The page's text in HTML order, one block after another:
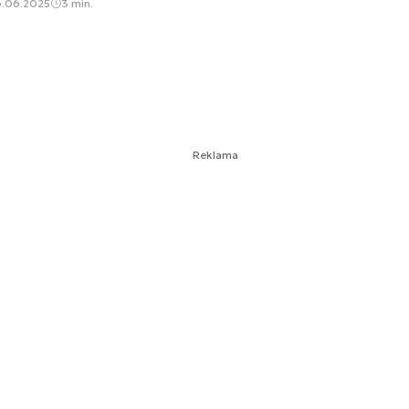
3 min.
Reklama